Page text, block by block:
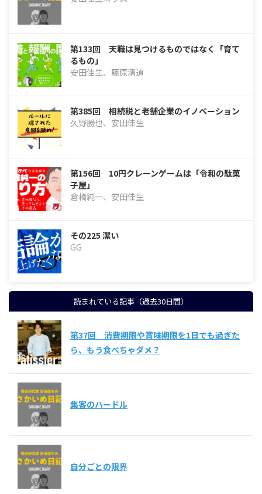
第133回 天職は見つけるものではなく「育て
るもの」
安田佳生、藤原清道
第385回 相続税と老舗企業のイノベーション
久野勝也、安田佳生
第156回 10円クレーンゲームは「令和の駄菓
子屋」
倉橋純一、安田佳生
その225 潔い
GG
読まれている記事（過去30日間）
第37回 消費期限や賞味期限を1日でも過ぎた
ら、もう食べちゃダメ？
集客のハードル
自分ごとの限界